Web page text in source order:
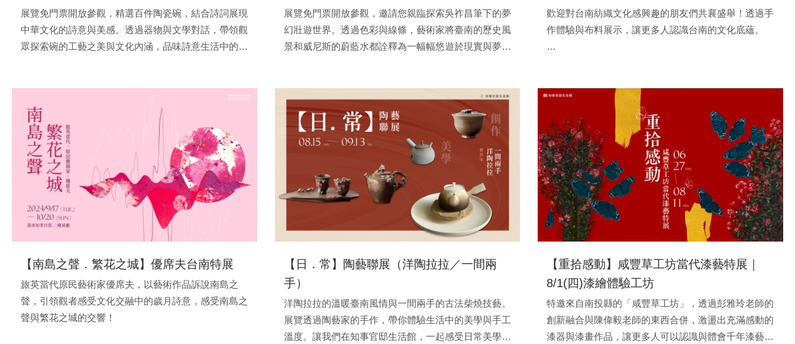
展覽免門票開放參觀，精選百件陶瓷碗，結合詩詞展現
中華文化的詩意與美感。透過器物與文學對話，帶領觀
眾探索碗的工藝之美與文化內涵，品味詩意生活中的深
展覽免門票開放參觀，邀請您親臨探索吳祚昌筆下的夢
幻壯遊世界。透過色彩與線條，藝術家將臺南的歷史風
景和威尼斯的蔚藍水都詮釋為一幅幅悠遊於現實與夢境
歡迎對台南紡織文化感興趣的朋友們共襄盛舉！透過手
作體驗與布料展示，讓更多人認識台南的文化底蘊。
商，共同響應的紡織市集。
【南島之聲．繁花之城】優席夫台南特展
旅英當代原民藝術家優席夫，以藝術作品訴說南島之
聲，引領觀者感受文化交融中的歲月詩意，感受南島之
聲與繁花之城的交響！
【日．常】陶藝聯展（洋陶拉拉／一間兩
手）
洋陶拉拉的溫暖臺南風情與一間兩手的古法柴燒技藝。
展覽透過陶藝家的手作，帶你體驗生活中的美學與手工
溫度。讓我們在知事官邸生活館，一起感受日常美學的
【重拾感動】咸豐草工坊當代漆藝特展｜
8/1(四)漆繪體驗工坊
特邀來自南投縣的「咸豐草工坊」，透過彭雅玲老師的
創新融合與陳偉毅老師的東西合併，激盪出充滿感動的
漆器與漆畫作品，讓更多人可以認識與體會千年漆藝的